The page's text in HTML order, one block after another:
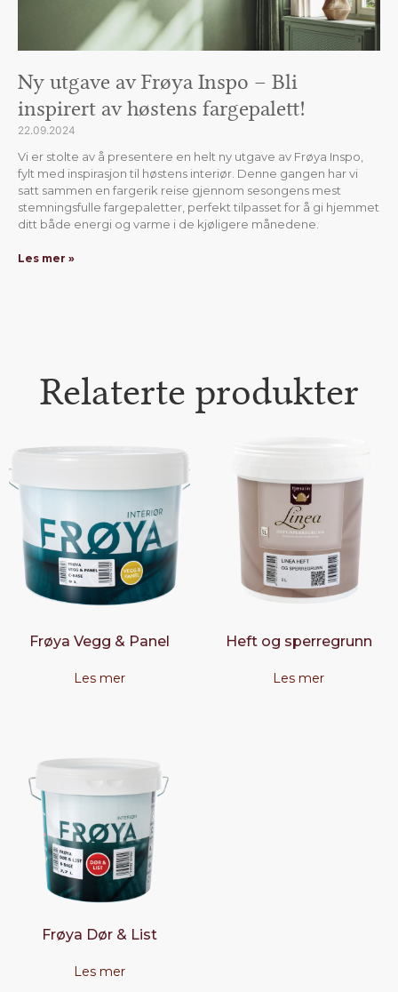
Ny utgave av Frøya Inspo – Bli
inspirert av høstens fargepalett!
22.09.2024
Vi er stolte av å presentere en helt ny utgave av Frøya Inspo,
fylt med inspirasjon til høstens interiør. Denne gangen har vi
satt sammen en fargerik reise gjennom sesongens mest
stemningsfulle fargepaletter, perfekt tilpasset for å gi hjemmet
ditt både energi og varme i de kjøligere månedene.
Les mer »
Relaterte produkter
Frøya Vegg & Panel
Les mer
Heft og sperregrunn
Les mer
Frøya Dør & List
Les mer